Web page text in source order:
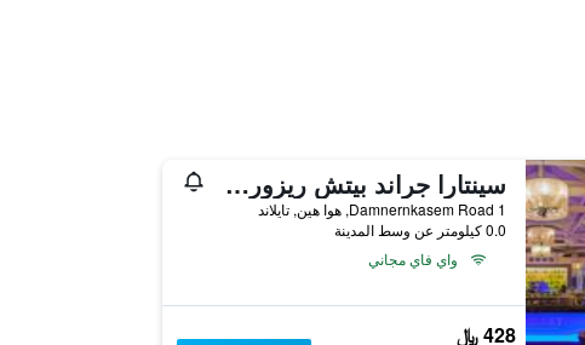
سينتارا جراند بيتش ريزورت هوا هين
1 Damnernkasem Road, هوا هين, تايلاند
0.0 كيلومتر عن وسط المدينة
واي فاي مجاني
428 ﷼